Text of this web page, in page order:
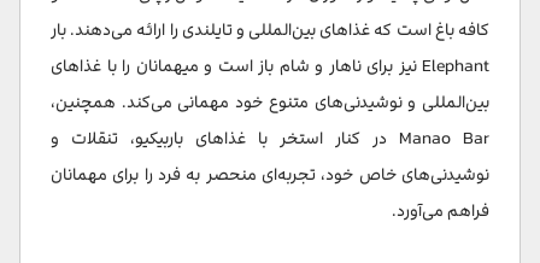
کافه باغ است که غذاهای بین‌المللی و تایلندی را ارائه می‌دهند. بار
Elephant نیز برای ناهار و شام باز است و میهمانان را با غذاهای
بین‌المللی و نوشیدنی‌های متنوع خود مهمانی می‌کند. همچنین،
Manao Bar در کنار استخر با غذاهای باربیکیو، تنقلات و
نوشیدنی‌های خاص خود، تجربه‌ای منحصر به فرد را برای مهمانان
فراهم می‌آورد.